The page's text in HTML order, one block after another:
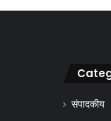
संपादकीय